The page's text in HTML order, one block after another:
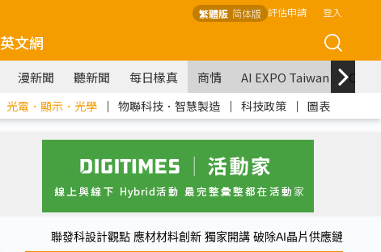
繁體版 简体版 評估申請 登入
英文網
漫新聞 聽新聞 每日椽真 商情 AI EXPO Taiwan
光電．顯示．光學 ｜ 物聯科技．智慧製造 ｜ 科技政策 ｜ 圖表
聯發科設計觀點 應材材料創新 獨家開講 破除AI晶片供應鏈